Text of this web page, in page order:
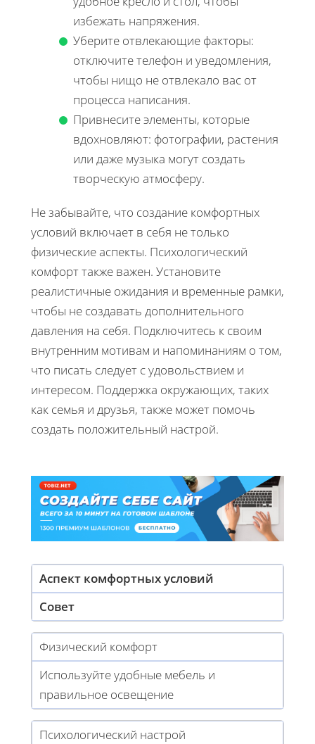
избежать напряжения.
Уберите отвлекающие факторы:
отключите телефон и уведомления,
чтобы нищо не отвлекало вас от
процесса написания.
Привнесите элементы, которые
вдохновляют: фотографии, растения
или даже музыка могут создать
творческую атмосферу.
Не забывайте, что создание комфортных
условий включает в себя не только
физические аспекты. Психологический
комфорт также важен. Установите
реалистичные ожидания и временные рамки,
чтобы не создавать дополнительного
давления на себя. Подключитесь к своим
внутренним мотивам и напоминаниям о том,
что писать следует с удовольствием и
интересом. Поддержка окружающих, таких
как семья и друзья, также может помочь
создать положительный настрой.
Аспект комфортных условий
Совет
Физический комфорт
Используйте удобные мебель и
правильное освещение
Психологический настрой